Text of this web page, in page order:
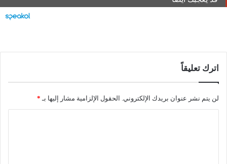
اترك تعليقاً
لن يتم نشر عنوان بريدك الإلكتروني. الحقول الإلزامية مشار إليها بـ *